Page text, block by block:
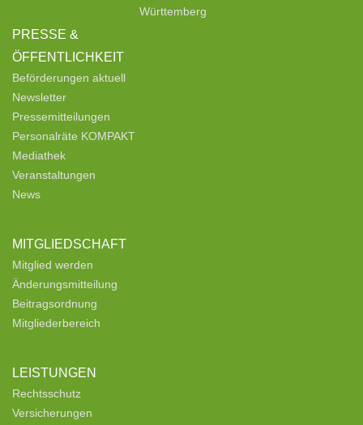
PRESSE &
ÖFFENTLICHKEIT
Beförderungen aktuell
Newsletter
Pressemitteilungen
Personalräte KOMPAKT
Mediathek
Veranstaltungen
News
MITGLIEDSCHAFT
Mitglied werden
Änderungsmitteilung
Beitragsordnung
Mitgliederbereich
LEISTUNGEN
Rechtsschutz
Versicherungen
Württemberg